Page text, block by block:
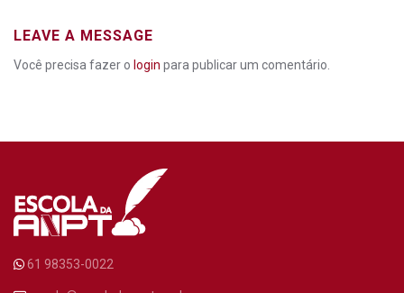
LEAVE A MESSAGE
Você precisa fazer o login para publicar um comentário.
61 98353-0022